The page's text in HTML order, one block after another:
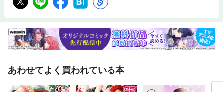
あわせてよく買われている本